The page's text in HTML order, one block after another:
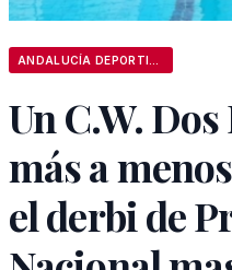
Un C.W.
más a
el derbi de